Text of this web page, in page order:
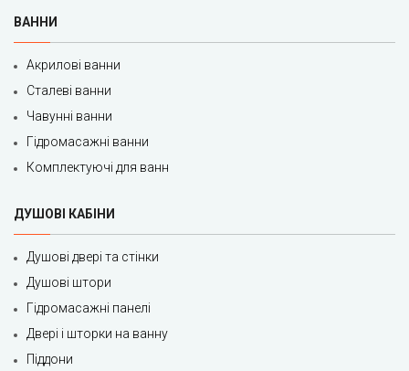
ВАННИ
Акрилові ванни
Сталеві ванни
Чавунні ванни
Гідромасажні ванни
Комплектуючі для ванн
ДУШОВІ КАБІНИ
Душові двері та стінки
Душові штори
Гідромасажні панелі
Двері і шторки на ванну
Піддони